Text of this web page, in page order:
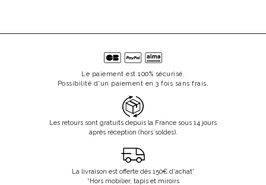
Le paiement est 100% sécurisé.
Possibilité d'un paiement en 3 fois sans frais.
Les retours sont gratuits depuis la France sous 14 jours
après réception (hors soldes).
La livraison est offerte dès 150€ d'achat*
*Hors mobilier, tapis et miroirs